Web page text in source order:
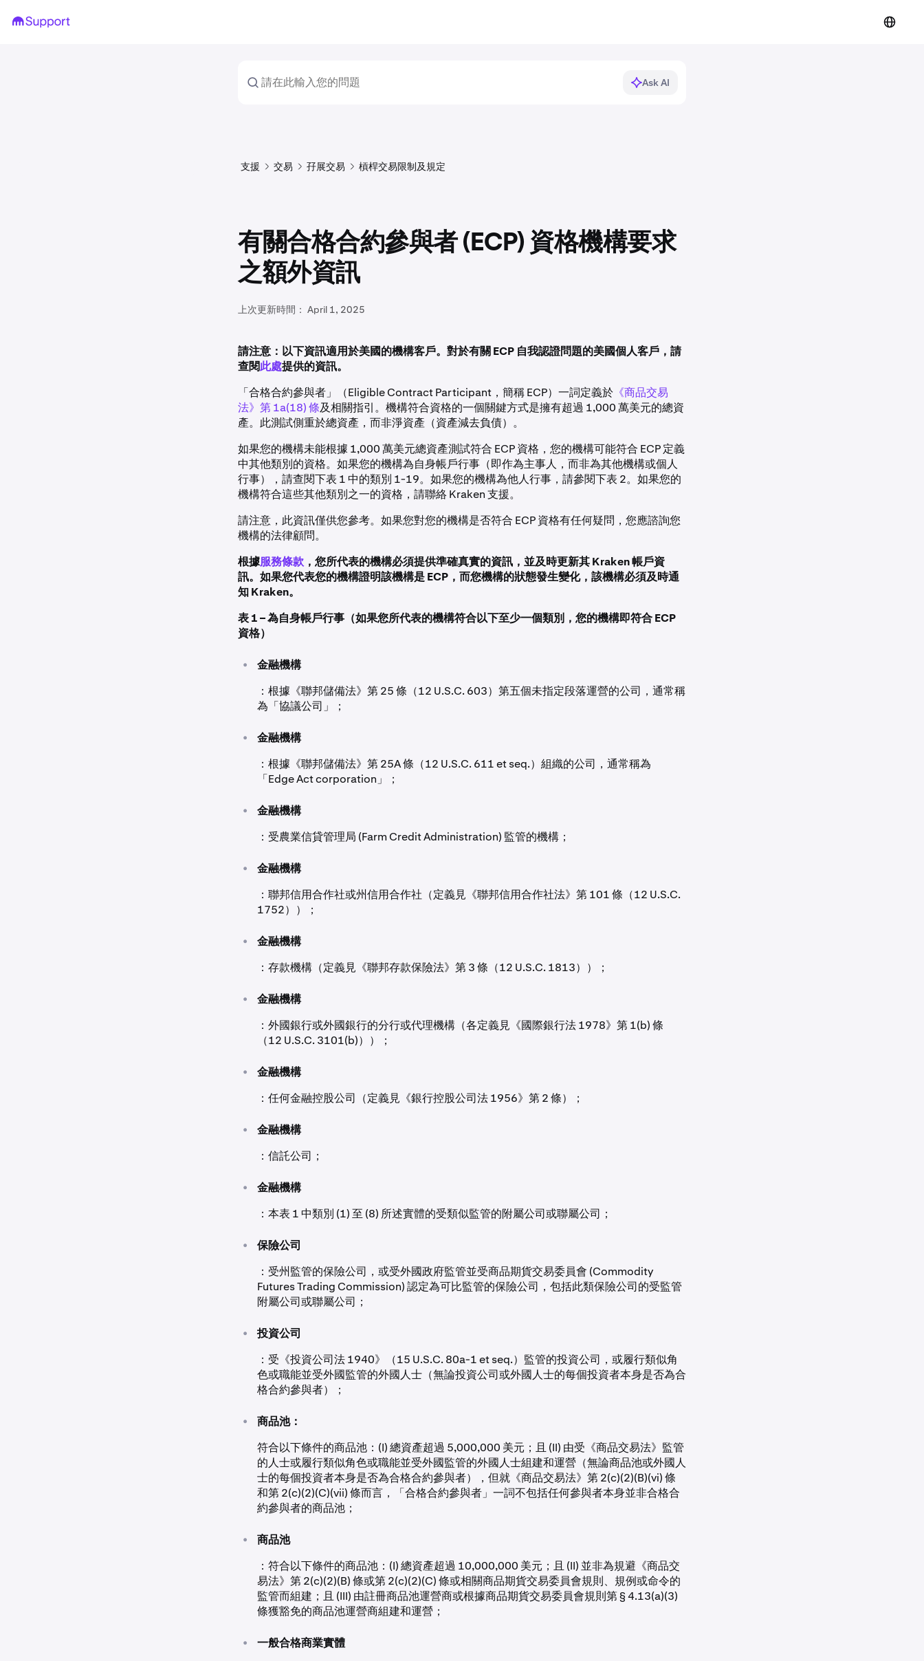
Ask AI
支援 交易 孖展交易 槓桿交易限制及規定
有關合格合約參與者 (ECP) 資格機構要求
之額外資訊
上次更新時間： April 1, 2025
請注意：以下資訊適用於美國的機構客戶。對於有關 ECP 自我認證問題的美國個人客戶，請
查閱此處提供的資訊。
「合格合約參與者」（Eligible Contract Participant，簡稱 ECP）一詞定義於 《商品交易
法》第 1a(18) 條及相關指引。機構符合資格的一個關鍵方式是擁有超過 1,000 萬美元的總資
產。此測試側重於總資產，而非淨資產（資產減去負債）。
如果您的機構未能根據 1,000 萬美元總資產測試符合 ECP 資格，您的機構可能符合 ECP 定義
中其他類別的資格。如果您的機構為自身帳戶行事（即作為主事人，而非為其他機構或個人
行事），請查閱下表 1 中的類別 1-19。如果您的機構為他人行事，請參閱下表 2。如果您的
機構符合這些其他類別之一的資格，請聯絡 Kraken 支援。
請注意，此資訊僅供您參考。如果您對您的機構是否符合 ECP 資格有任何疑問，您應諮詢您
機構的法律顧問。
根據服務條款 ，您所代表的機構必須提供準確真實的資訊，並及時更新其 Kraken 帳戶資
訊。如果您代表您的機構證明該機構是 ECP，而您機構的狀態發生變化，該機構必須及時通
知 Kraken。
表 1 – 為自身帳戶行事（如果您所代表的機構符合以下至少一個類別，您的機構即符合 ECP
資格）
•
金融機構
：根據《聯邦儲備法》第 25 條（12 U.S.C. 603）第五個未指定段落運營的公司，通常稱
為「協議公司」；
•
金融機構
：根據《聯邦儲備法》第 25A 條（12 U.S.C. 611 et seq.）組織的公司，通常稱為
「Edge Act corporation」；
•
金融機構
：受農業信貸管理局 (Farm Credit Administration) 監管的機構；
•
金融機構
：聯邦信用合作社或州信用合作社（定義見《聯邦信用合作社法》第 101 條（12 U.S.C.
1752））；
•
金融機構
：存款機構（定義見《聯邦存款保險法》第 3 條（12 U.S.C. 1813））；
•
金融機構
：外國銀行或外國銀行的分行或代理機構（各定義見《國際銀行法 1978》第 1(b) 條
（12 U.S.C. 3101(b)））；
•
金融機構
：任何金融控股公司（定義見《銀行控股公司法 1956》第 2 條）；
•
金融機構
：信託公司；
•
金融機構
：本表 1 中類別 (1) 至 (8) 所述實體的受類似監管的附屬公司或聯屬公司；
•
保險公司
：受州監管的保險公司，或受外國政府監管並受商品期貨交易委員會 (Commodity
Futures Trading Commission) 認定為可比監管的保險公司，包括此類保險公司的受監管
附屬公司或聯屬公司；
•
投資公司
：受《投資公司法 1940》（15 U.S.C. 80a-1 et seq.）監管的投資公司，或履行類似角
色或職能並受外國監管的外國人士（無論投資公司或外國人士的每個投資者本身是否為合
格合約參與者）；
•
商品池：
符合以下條件的商品池：(I) 總資產超過 5,000,000 美元；且 (II) 由受《商品交易法》監管
的人士或履行類似角色或職能並受外國監管的外國人士組建和運營（無論商品池或外國人
士的每個投資者本身是否為合格合約參與者），但就《商品交易法》第 2(c)(2)(B)(vi) 條
和第 2(c)(2)(C)(vii) 條而言，「合格合約參與者」一詞不包括任何參與者本身並非合格合
約參與者的商品池；
•
商品池
：符合以下條件的商品池：(I) 總資產超過 10,000,000 美元；且 (II) 並非為規避《商品交
易法》第 2(c)(2)(B) 條或第 2(c)(2)(C) 條或相關商品期貨交易委員會規則、規例或命令的
監管而組建；且 (III) 由註冊商品池運營商或根據商品期貨交易委員會規則第 § 4.13(a)(3)
條獲豁免的商品池運營商組建和運營；
•
一般合格商業實體